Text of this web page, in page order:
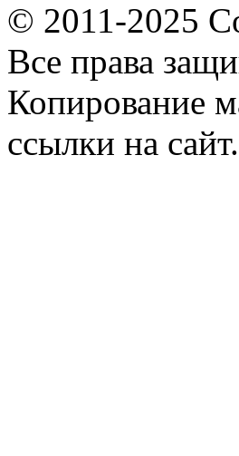
© 2011-2025
Все права
Копирование
ссылки на сайт.